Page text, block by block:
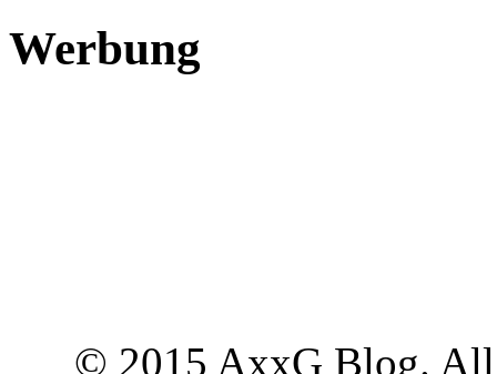
Werbung
© 2015 AxxG Blog. All